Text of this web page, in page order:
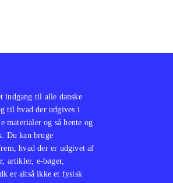
indgang til alle danske
til hvad der udgives i
materialer og så hente og
Du kan bruge
hvad der er udgivet af
artikler, e-bøger,
er altså ikke et fysisk